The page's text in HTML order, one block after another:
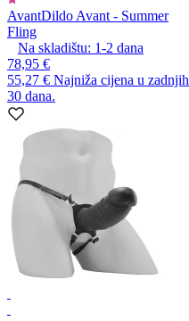
AvantDildo Avant - Summer
Fling
Na skladištu: 1-2 dana
78,95 €
55,27 € Najniža cijena u zadnjih
30 dana.